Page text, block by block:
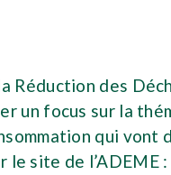
Réduction des
un focus sur la
qui vont
site de l’ADEME :